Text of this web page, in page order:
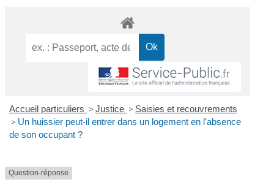
Accueil particuliers > Justice > Saisies et recouvrements
> Un huissier peut-il entrer dans un logement en l'absence
de son occupant ?
Question-réponse